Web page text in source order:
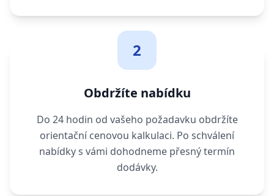
2
Obdržíte nabídku
Do 24 hodin od vašeho požadavku obdržíte
orientační cenovou kalkulaci. Po schválení
nabídky s vámi dohodneme přesný termín
dodávky.